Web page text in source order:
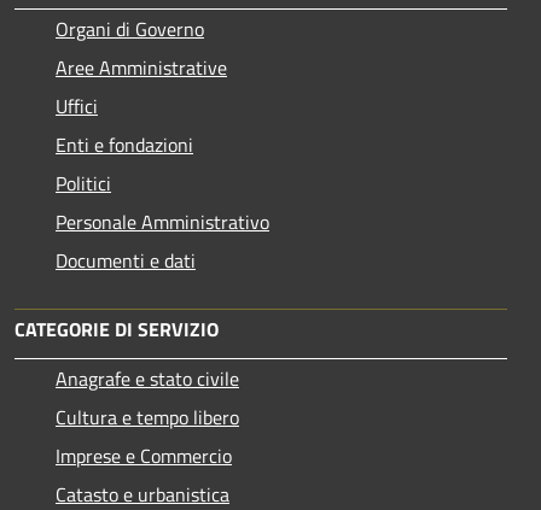
Organi di Governo
Aree Amministrative
Uffici
Enti e fondazioni
Politici
Personale Amministrativo
Documenti e dati
CATEGORIE DI SERVIZIO
Anagrafe e stato civile
Cultura e tempo libero
Imprese e Commercio
Catasto e urbanistica